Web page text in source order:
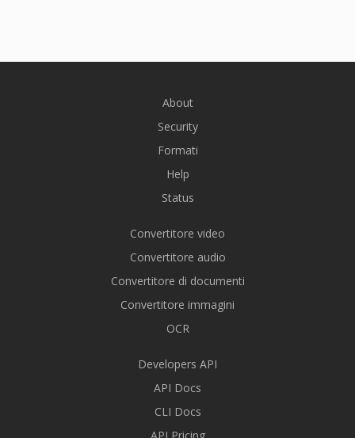
About
Security
Formati
Help
Status
Convertitore video
Convertitore audio
Convertitore di documenti
Convertitore immagini
OCR
Developers API
API Docs
CLI Docs